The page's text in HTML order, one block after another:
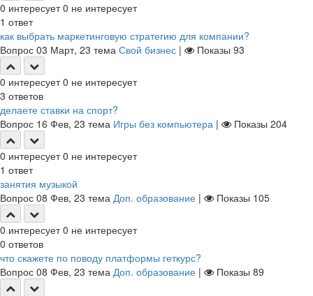
0 интересует 0 не интересует
1 ответ
как выбрать маркетинговую стратегию для компании?
Вопрос 03 Март, 23 тема Свой бизнес | Показы 93
0 интересует 0 не интересует
3 ответов
делаете ставки на спорт?
Вопрос 16 Фев, 23 тема Игры без компьютера | Показы 204
0 интересует 0 не интересует
1 ответ
занятия музыкой
Вопрос 08 Фев, 23 тема Доп. образование | Показы 105
0 интересует 0 не интересует
0 ответов
что скажете по поводу платформы геткурс?
Вопрос 08 Фев, 23 тема Доп. образование | Показы 89